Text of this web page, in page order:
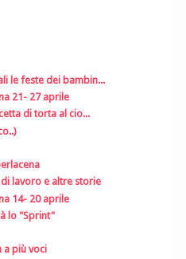
le feste dei bambin...
21- 27 aprile
di torta al cio...
lavoro e altre storie
14- 20 aprile
lo "Sprint"
a più voci